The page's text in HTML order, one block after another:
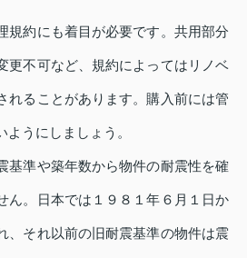
規約にも着目が必要です。共用部分
更不可など、規約によってはリノベ
れることがあります。購入前には管
うにしましょう。
基準や築年数から物件の耐震性を確
ん。日本では１９８１年６月１日か
、それ以前の旧耐震基準の物件は震